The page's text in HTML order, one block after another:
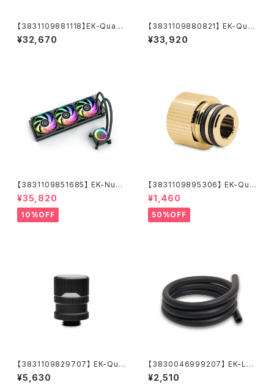
【3831109881118】EK-Quant
um Velocity³ 1700/1851/AM
5 - Plexi
¥32,670
【3831109880821】 EK-Qua
ntum Kinetic³ FLT 120 D5/
DDC Body D-RGB - Plexi
¥33,920
【3831109851685】 EK-Nucl
eus AIO CR360 Lux D-RGB
¥35,820
10%OFF
【3831109895306】 EK-Qua
ntum Torque Push-In Adap
ter M 14 - Gold
¥1,460
50%OFF
【3831109829707】 EK-Qua
ntum Torque Drain Valve -
Black
¥5,630
【3830046999207】 EK-Lo
op ZMT Soft Tube 10/16m
m 1m Black
¥2,510